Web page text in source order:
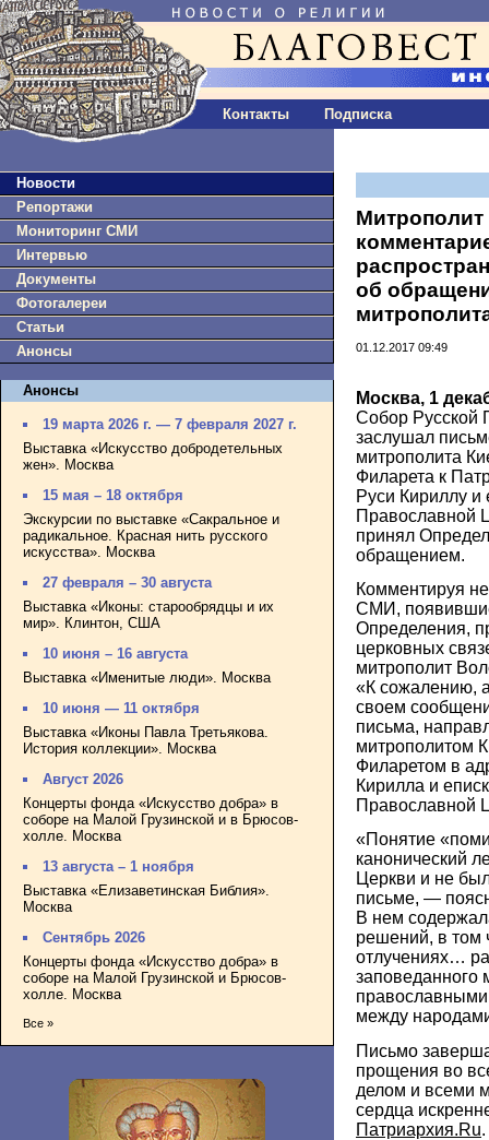
Контакты Подписка
Новости
Репортажи
Мониторинг СМИ
Интервью
Документы
Фотогалереи
Статьи
Анонсы
Анонсы
19 марта 2026 г. — 7 февраля 2027 г.
Выставка «Искусство добродетельных
жен». Москва
15 мая – 18 октября
Экскурсии по выставке «Сакральное и
радикальное. Красная нить русского
искусства». Москва
27 февраля – 30 августа
Выставка «Иконы: старообрядцы и их
мир». Клинтон, США
10 июня – 16 августа
Выставка «Именитые люди». Москва
10 июня — 11 октября
Выставка «Иконы Павла Третьякова.
История коллекции». Москва
Август 2026
Концерты фонда «Искусство добра» в
соборе на Малой Грузинской и в Брюсов-
холле. Москва
13 августа – 1 ноября
Выставка «Елизаветинская Библия».
Москва
Сентябрь 2026
Концерты фонда «Искусство добра» в
соборе на Малой Грузинской и Брюсов-
холле. Москва
Все »
об
01.12.2017 09:49
Москва, 1
Собор Русской
заслушал
митрополита
Филарета к
Руси Кириллу и
Православной
принял
обращением.
Комментируя
СМИ,
Определения,
церковных
митрополит
«К сожалению,
своем
письма,
митрополитом
Филаретом в
Кирилла и
Православной
«Понятие
канонический
Церкви и не
письме, —
В нем
решений, в том
отлучениях…
между
Письмо
прощения во
делом и всеми
сердца
Патриархия.Ru.